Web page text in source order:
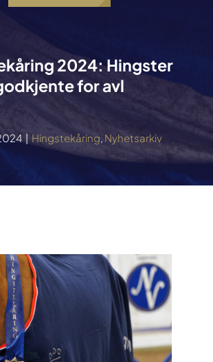
2024: Hingster
for avl
| Hingstekåring Nyhetsarkiv